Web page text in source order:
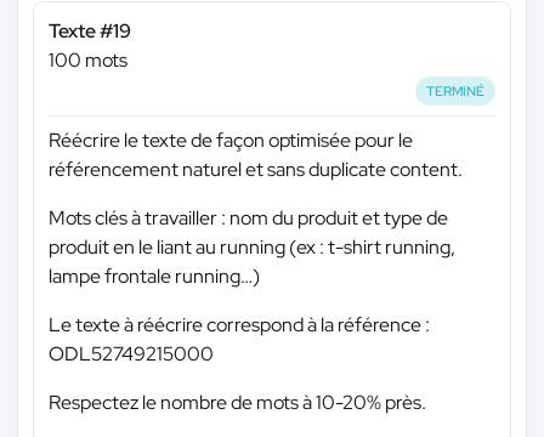
Texte #19
100 mots
TERMINÉ
Réécrire le texte de façon optimisée pour le
référencement naturel et sans duplicate content.
Mots clés à travailler : nom du produit et type de
produit en le liant au running (ex : t-shirt running,
lampe frontale running…)
Le texte à réécrire correspond à la référence :
ODL52749215000
Respectez le nombre de mots à 10-20% près.